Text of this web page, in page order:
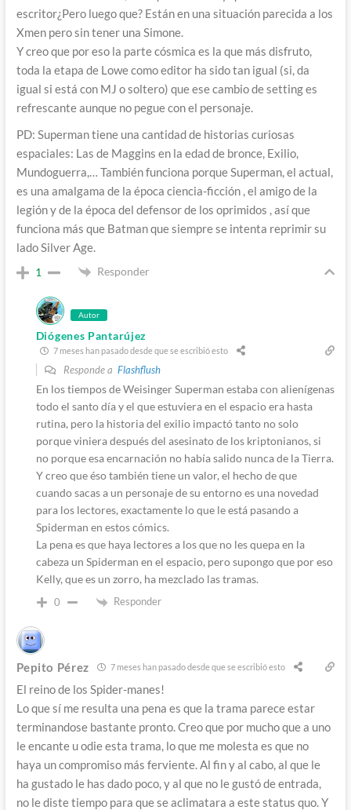
escritor¿Pero luego que? Están en una situación parecida a los
Xmen pero sin tener una Simone.
Y creo que por eso la parte cósmica es la que más disfruto,
toda la etapa de Lowe como editor ha sido tan igual (si, da
igual si está con MJ o soltero) que ese cambio de setting es
refrescante aunque no pegue con el personaje.
PD: Superman tiene una cantidad de historias curiosas
espaciales: Las de Maggins en la edad de bronce, Exilio,
Mundoguerra,… También funciona porque Superman, el actual,
es una amalgama de la época ciencia-ficción , el amigo de la
legión y de la época del defensor de los oprimidos , así que
funciona más que Batman que siempre se intenta reprimir su
lado Silver Age.
1 Responder
Autor
Diógenes Pantarújez
7 meses han pasado desde que se escribió esto
Responde a Flashflush
En los tiempos de Weisinger Superman estaba con alienígenas
todo el santo día y el que estuviera en el espacio era hasta
rutina, pero la historia del exilio impactó tanto no solo
porque viniera después del asesinato de los kriptonianos, si
no porque esa encarnación no había salido nunca de la Tierra.
Y creo que éso también tiene un valor, el hecho de que
cuando sacas a un personaje de su entorno es una novedad
para los lectores, exactamente lo que le está pasando a
Spiderman en estos cómics.
La pena es que haya lectores a los que no les quepa en la
cabeza un Spiderman en el espacio, pero supongo que por eso
Kelly, que es un zorro, ha mezclado las tramas.
0 Responder
Pepito Pérez 7 meses han pasado desde que se escribió esto
El reino de los Spider-manes!
Lo que sí me resulta una pena es que la trama parece estar
terminandose bastante pronto. Creo que por mucho que a uno
le encante u odie esta trama, lo que me molesta es que no
haya un compromiso más ferviente. Al fin y al cabo, al que le
ha gustado le has dado poco, y al que no le gustó de entrada,
no le diste tiempo para que se aclimatara a este status quo. Y